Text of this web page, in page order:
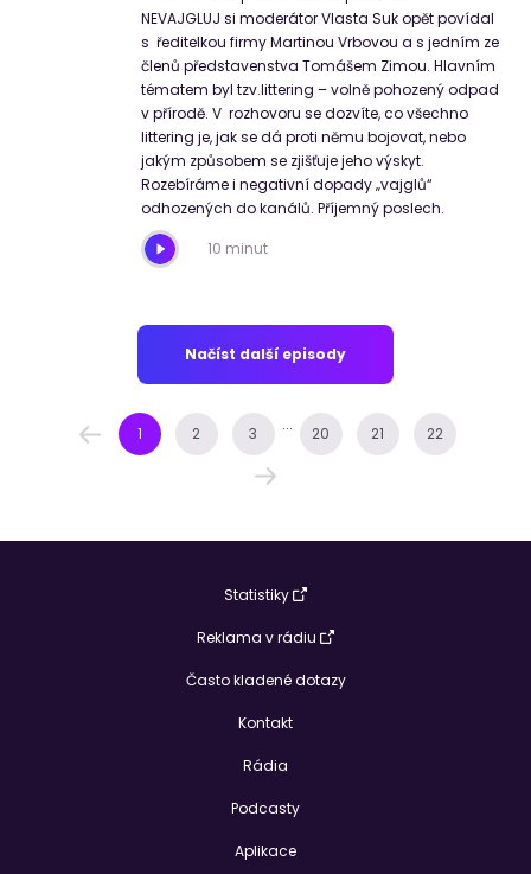
NEVAJGLUJ si moderátor Vlasta Suk opět povídal
s ředitelkou firmy Martinou Vrbovou a s jedním ze
členů představenstva Tomášem Zimou. Hlavním
tématem byl tzv.littering – volně pohozený odpad
v přírodě. V rozhovoru se dozvíte, co všechno
littering je, jak se dá proti němu bojovat, nebo
jakým způsobem se zjišťuje jeho výskyt.
Rozebíráme i negativní dopady „vajglů“
odhozených do kanálů. Příjemný poslech.
10 minut
Načíst další episody
1 2 3 ... 20 21 22
Statistiky
Reklama v rádiu
Často kladené dotazy
Kontakt
Rádia
Podcasty
Aplikace